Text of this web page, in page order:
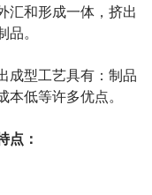
汇和形成一体，挤出
品。
成型工艺具有：制品
低等许多优点。
点：